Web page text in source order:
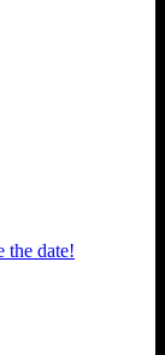
the date!